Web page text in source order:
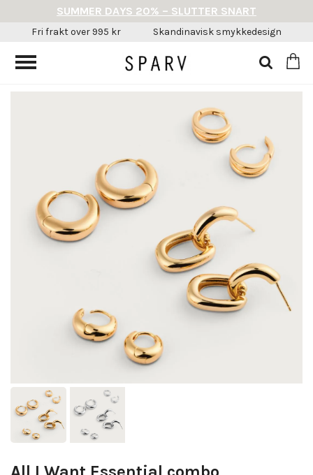
SUMMER DAYS 20% – SLUTTER SNART
Fri frakt over 995 kr Skandinavisk smykkedesign